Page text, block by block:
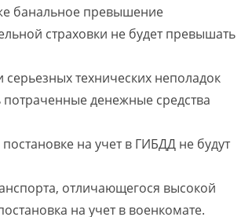
банальное превышение
страховки не будет превышать
технических неполадок
денежные средства
на учет в ГИБДД не будут
отличающегося высокой
на учет в военкомате.